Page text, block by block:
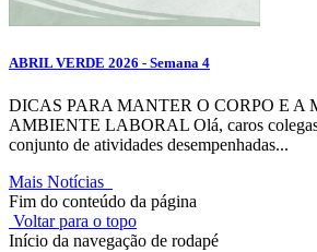
ABRIL VERDE 2026 - Semana 4
DICAS PARA MANTER O CORPO E A
AMBIENTE LABORAL Olá, caros
conjunto de atividades desempenhadas...
Mais Notícias
Fim do conteúdo da página
Voltar para o topo
Início da navegação de rodapé